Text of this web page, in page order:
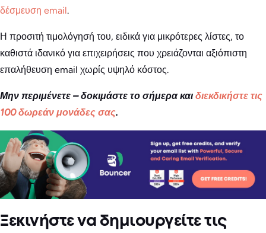
δέσμευση email.
Η προσιτή τιμολόγησή του, ειδικά για μικρότερες λίστες, το
καθιστά ιδανικό για επιχειρήσεις που χρειάζονται αξιόπιστη
επαλήθευση email χωρίς υψηλό κόστος.
Μην περιμένετε – δοκιμάστε το σήμερα και διεκδικήστε τις
100 δωρεάν μονάδες σας.
Ξεκινήστε να δημιουργείτε τις